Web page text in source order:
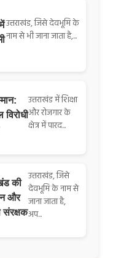
उत्तराखंड, जिसे देवभूमि के
नाम से भी जाना जाता है,...
उत्तराखंड में शिक्षा
और रोजगार के
क्षेत्र में पारद...
की
और
संरक्षक
उत्तराखंड, जिसे
देवभूमि के नाम से
जाना जाता है,
अप...